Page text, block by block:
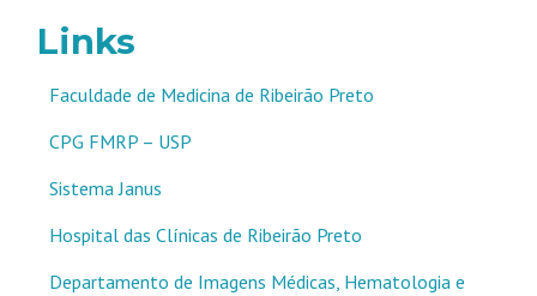
Links
Faculdade de Medicina de Ribeirão Preto
CPG FMRP – USP
Sistema Janus
Hospital das Clínicas de Ribeirão Preto
Departamento de Imagens Médicas, Hematologia e